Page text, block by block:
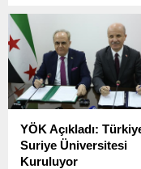
yakınlarında yerel bir
treninin raydan çıkması
sonucu 3 kişi hayatını
kaybetti, çok sayıda kişi
yaralandı.
YÖK Açıkladı:
Suriye Üniversitesi
Kuruluyor